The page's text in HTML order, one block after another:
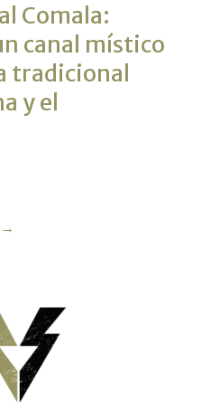
Comala:
canal místico
tradicional
y el
→